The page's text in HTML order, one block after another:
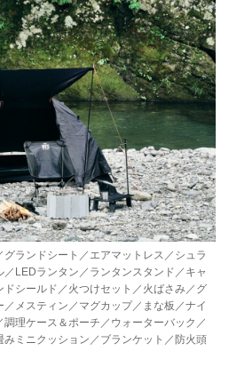
ランドシート／エアマットレス／シュラ
LEDランタン／ランタンスタンド／キャ
シールド／火つけセット／火ばさみ／グ
メスティン／マグカップ／まな板／ナイ
理ケース＆ポーチ／ウォーターバック／
ミニクッション／ブランケット／防火頭